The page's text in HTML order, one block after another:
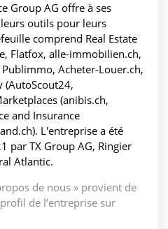
Group AG offre à ses
outils pour leurs
comprend Real Estate
Flatfox, alle-immobilien.ch,
Acheter-Louer.ch,
(AutoScout24,
(anibis.ch,
and Insurance
L'entreprise a été
par TX Group AG, Ringier
Atlantic.
de nous » provient de
de l’entreprise sur